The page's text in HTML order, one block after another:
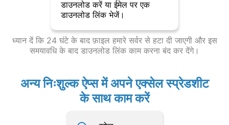
डाउनलोड करें या ईमेल पर एक
डाउनलोड लिंक भेजें।
ध्यान दें कि 24 घंटे के बाद फ़ाइल हमारे सर्वर से हटा दी जाएगी और इस
समयावधि के बाद डाउनलोड लिंक काम करना बंद कर देंगे।
अन्य निःशुल्क ऐप्स में अपने एक्सेल स्प्रेडशीट
के साथ काम करें